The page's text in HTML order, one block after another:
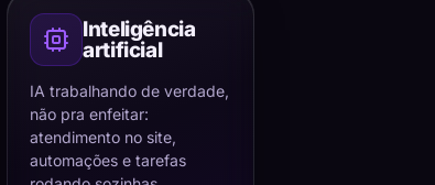
Inteligência
artificial
IA trabalhando de verdade,
não pra enfeitar:
atendimento no site,
automações e tarefas